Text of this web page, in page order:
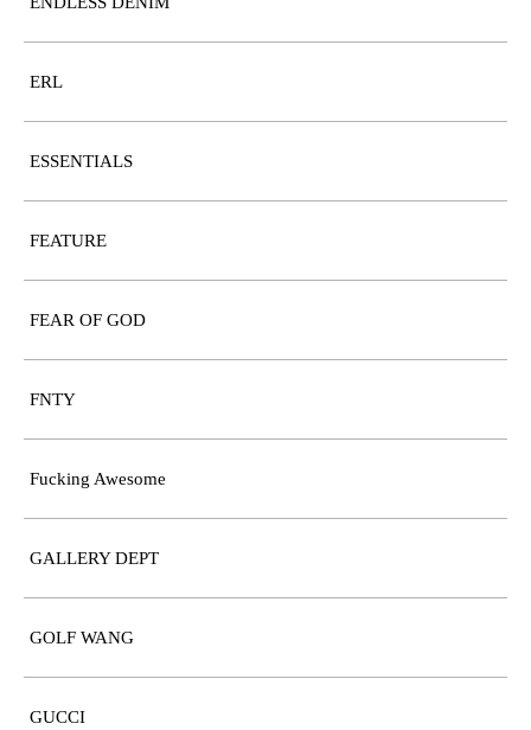
ERL
ESSENTIALS
FEATURE
FEAR OF GOD
FNTY
Fucking Awesome
GALLERY DEPT
GOLF WANG
GUCCI